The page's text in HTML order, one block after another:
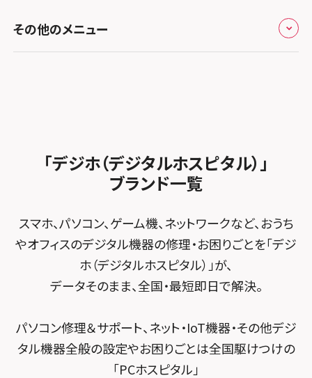
スマホスピタル吉祥寺
スマホスピタル藤沢
スマホスピタル 小田原
スマホスピタル たまプラーザ駅前
スマホスピタル 登戸・向ヶ丘遊園
スマホスピタル 武蔵小杉
スマホスピタル横浜駅前
スマホスピタル横浜関内
スマホスピタル テルル草加花栗
スマホスピタル テルル東川口
スマホスピタル テルル松戸五香
スマホスピタル テルル宮野木
スマホスピタル千葉
スマホスピタル 大森
スマホスピタル練馬
スマホスピタル 西枇杷島
スマホスピタル平和が丘
スマホスピタル春日井勝川
スマホスピタルイオンタウン茨木太田
スマホスピタル住道オペラパーク
スマホスピタル東大阪ロンモール布施
スマホスピタル堺
スマホスピタル 堺出張所
スマホスピタル京都河原町
スマホスピタル宇治槙島
スマホスピタル烏丸
スマホスピタル熊本下通
スマホスピタル GODOモバイル大分府内町
iPhone修理メニュー
MacBook修理メニュー
その他のメニュー
FCNTスマートフォン修理
「デジホ（デジタルホスピタル）」
ブランド一覧
スマホ、パソコン、ゲーム機、ネットワークなど、おうち
やオフィスのデジタル機器の修理・お困りごとを「デジ
ホ（デジタルホスピタル）」が、
データそのまま、全国・最短即日で解決。
パソコン修理＆サポート、ネット・IoT機器・その他デジ
タル機器全般の設定やお困りごとは全国駆けつけの
「PCホスピタル」